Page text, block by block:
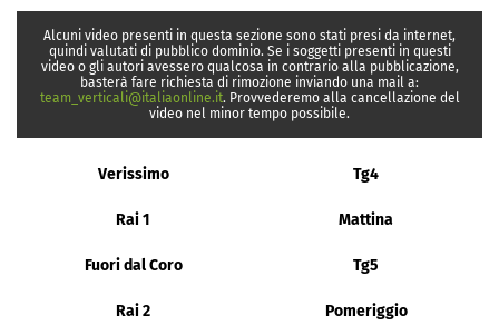
Alcuni video presenti in questa sezione sono stati presi da internet,
quindi valutati di pubblico dominio. Se i soggetti presenti in questi
video o gli autori avessero qualcosa in contrario alla pubblicazione,
basterà fare richiesta di rimozione inviando una mail a:
team_verticali@italiaonline.it. Provvederemo alla cancellazione del
video nel minor tempo possibile.
Verissimo Tg4
Rai 1 Mattina
Fuori dal Coro Tg5
Rai 2 Pomeriggio